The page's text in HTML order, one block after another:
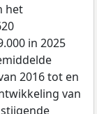
het
in 2025
2016 tot en
van